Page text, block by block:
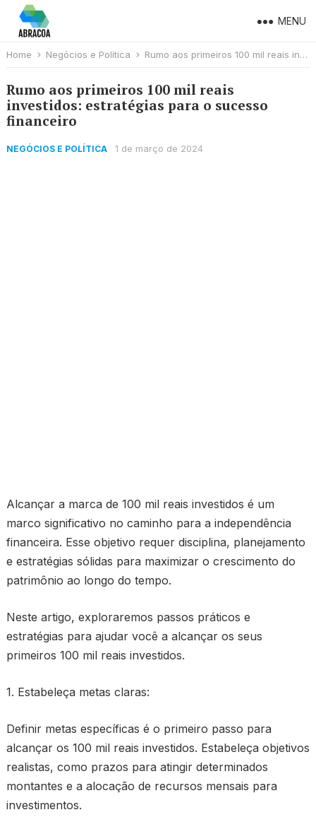
MENU
Home Negócios e Política Rumo aos primeiros 100 mil reais investidos: estratégias para o sucesso financeiro
Rumo aos primeiros 100 mil reais
investidos: estratégias para o sucesso
financeiro
NEGÓCIOS E POLÍTICA 1 de março de 2024
Alcançar a marca de 100 mil reais investidos é um
marco significativo no caminho para a independência
financeira. Esse objetivo requer disciplina, planejamento
e estratégias sólidas para maximizar o crescimento do
patrimônio ao longo do tempo.
Neste artigo, exploraremos passos práticos e
estratégias para ajudar você a alcançar os seus
primeiros 100 mil reais investidos.
1. Estabeleça metas claras:
Definir metas específicas é o primeiro passo para
alcançar os 100 mil reais investidos. Estabeleça objetivos
realistas, como prazos para atingir determinados
montantes e a alocação de recursos mensais para
investimentos.